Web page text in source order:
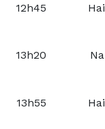
12h45
13h20
13h55